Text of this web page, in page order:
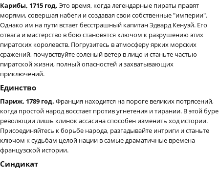
Карибы, 1715 год. Это время, когда легендарные пираты правят
морями, совершая набеги и создавая свои собственные "империи".
Однако им на пути встает бесстрашный капитан Эдвард Кенуэй. Его
отвага и мастерство в бою становятся ключом к разрушению этих
пиратских королевств. Погрузитесь в атмосферу ярких морских
сражений, почувствуйте соленый ветер в лицо и станьте частью
пиратской жизни, полный опасностей и захватывающих
приключений.
Единство
Париж, 1789 год. Франция находится на пороге великих потрясений,
когда простой народ восстает против угнетения и тирании. В этой буре
революции лишь клинок ассасина способен изменить ход истории.
Присоединяйтесь к борьбе народа, разгадывайте интриги и станьте
ключом к судьбам целой нации в самые драматичные времена
французской истории.
Синдикат